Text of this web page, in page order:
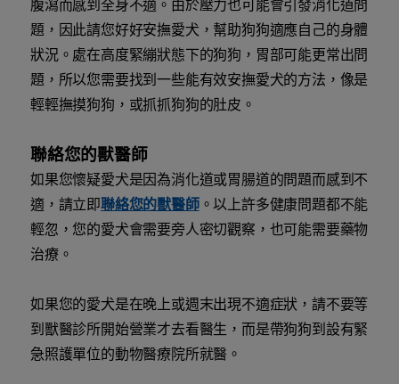
腹瀉而感到全身不適。由於壓力也可能會引發消化道問
題，因此請您好好安撫愛犬，幫助狗狗適應自己的身體
狀況。處在高度緊繃狀態下的狗狗，胃部可能更常出問
題，所以您需要找到一些能有效安撫愛犬的方法，像是
輕輕撫摸狗狗，或抓抓狗狗的肚皮。
聯絡您的獸醫師
如果您懷疑愛犬是因為消化道或胃腸道的問題而感到不
適，請立即聯絡您的獸醫師。以上許多健康問題都不能
輕忽，您的愛犬會需要旁人密切觀察，也可能需要藥物
治療。
如果您的愛犬是在晚上或週末出現不適症狀，請不要等
到獸醫診所開始營業才去看醫生，而是帶狗狗到設有緊
急照護單位的動物醫療院所就醫。